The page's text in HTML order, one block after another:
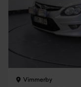
Vimmerby